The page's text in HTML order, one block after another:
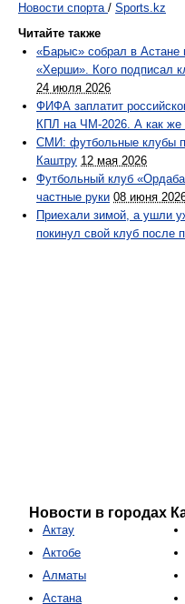
Новости спорта / Sports.kz
Читайте также
«Барыс» собрал в Астане
«Херши». Кого подписал
24 июля 2026
ФИФА заплатит
КПЛ на ЧМ-2026. А как же
СМИ: футбольные клубы
Каштру 12 мая 2026
Футбольный клуб
частные руки 08 июня
Приехали зимой, а ушли
покинул свой клуб после
Новости в городах
Актау
Актобе
Алматы
Астана